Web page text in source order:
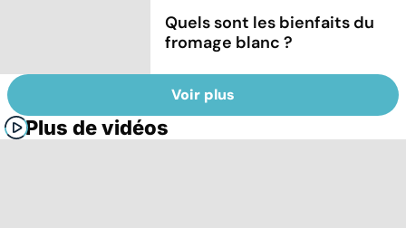
Quels sont les bienfaits du
fromage blanc ?
Voir plus
Plus de vidéos